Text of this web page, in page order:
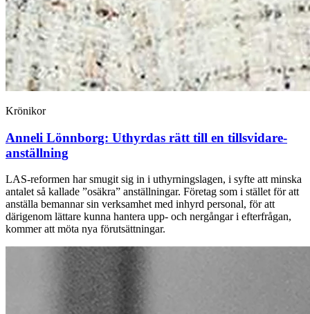
Krönikor
Anneli Lönnborg: Uthyrdas rätt till en tillsvidare­
anställning
LAS-reformen har smugit sig in i uthyrningslagen, i syfte att minska
antalet så kallade ”osäkra” anställningar. Företag som i stället för att
anställa bemannar sin verksamhet med inhyrd personal, för att
därigenom lättare kunna hantera upp- och nergångar i efterfrågan,
kommer att möta nya förutsättningar.